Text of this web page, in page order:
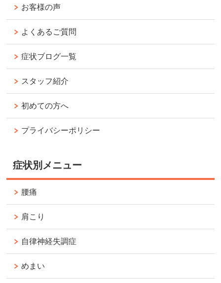
お客様の声
よくあるご質問
症状ブログ一覧
スタッフ紹介
初めての方へ
プライバシーポリシー
症状別メニュー
腰痛
肩こり
自律神経失調症
めまい